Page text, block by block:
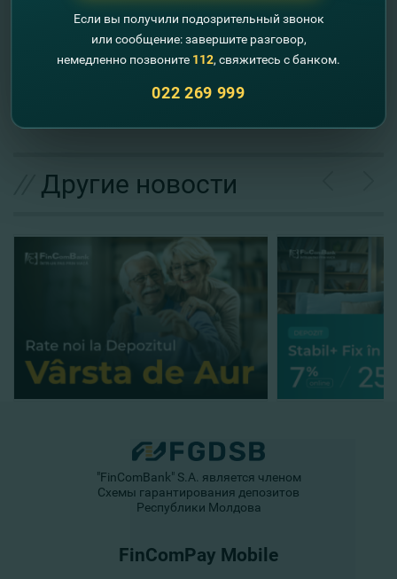
Добро пожаловать в цифровой финансовый мир с
#FinComEducation!
Другие новости
"FinComBank" S.A. является членом
Схемы гарантирования депозитов
Республики Молдова
FinComPay Mobile
Если вы получили подозрительный звонок
или сообщение: завершите разговор,
немедленно позвоните 112, свяжитесь с банком.
022 269 999